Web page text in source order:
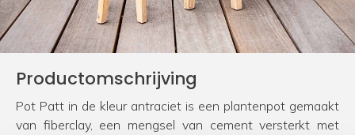
Productomschrijving
Pot Patt in de kleur antraciet is een plantenpot gemaakt
van fiberclay, een mengsel van cement versterkt met